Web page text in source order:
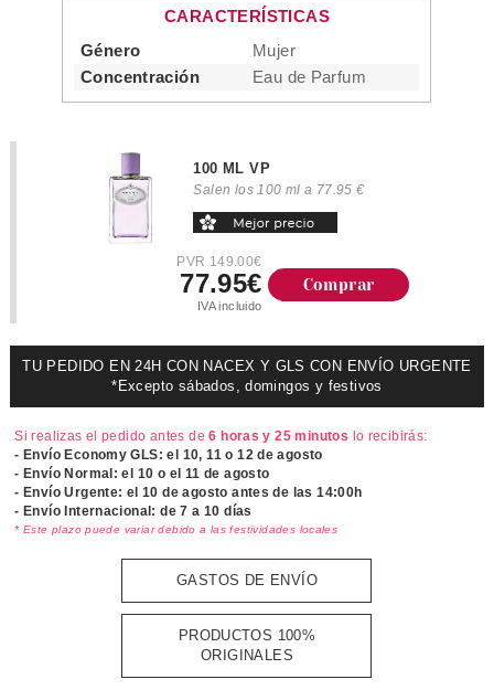
CARACTERÍSTICAS
Género
Mujer
Concentración
Eau de Parfum
100 ML VP
Salen los 100 ml a 77.95 €
PVR 149.00€
77.95€
IVA incluido
Comprar
TU PEDIDO EN 24H CON NACEX Y GLS CON ENVÍO URGENTE
*Excepto sábados, domingos y festivos
Si realizas el pedido antes de6 horas y 25 minutos lo recibirás:
- Envío Economy GLS: el 10, 11 o 12 de agosto
- Envío Normal: el 10 o el 11 de agosto
- Envío Urgente: el10 de agosto antes de las 14:00h
- Envío Internacional: de 7 a 10 días
* Este plazo puede variar debido a las festividades locales
GASTOS DE ENVÍO
PRODUCTOS 100%
ORIGINALES